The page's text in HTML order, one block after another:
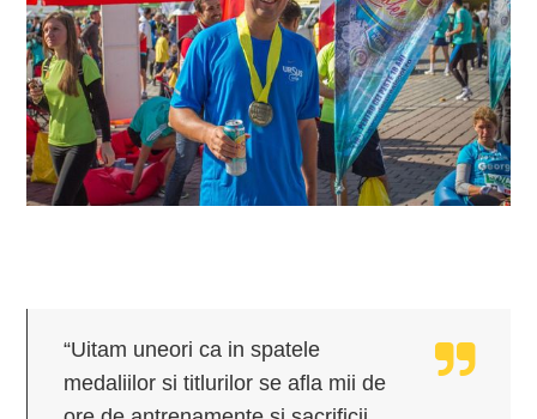
“Uitam uneori ca in spatele
medaliilor si titlurilor se afla mii de